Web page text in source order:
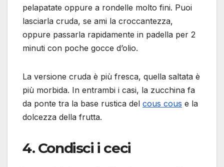
pelapatate oppure a rondelle molto fini. Puoi
lasciarla cruda, se ami la croccantezza,
oppure passarla rapidamente in padella per 2
minuti con poche gocce d’olio.
La versione cruda è più fresca, quella saltata è
più morbida. In entrambi i casi, la zucchina fa
da ponte tra la base rustica del cous cous e la
dolcezza della frutta.
4. Condisci i ceci